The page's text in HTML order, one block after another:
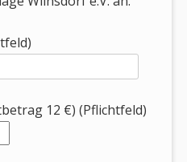
12 €) (Pflichtfeld)